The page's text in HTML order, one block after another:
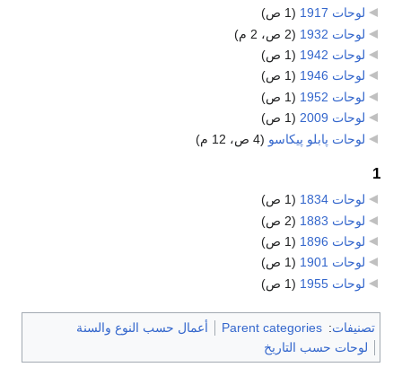
لوحات 1917
(1 ص)
لوحات 1932
(2 ص، 2 م)
لوحات 1942
(1 ص)
لوحات 1946
(1 ص)
لوحات 1952
(1 ص)
لوحات 2009
(1 ص)
لوحات پابلو پيكاسو (4 ص، 12 م)
1
لوحات 1834
(1 ص)
لوحات 1883
(2 ص)
لوحات 1896
(1 ص)
لوحات 1901
(1 ص)
لوحات 1955
(1 ص)
تصنيفات:
Parent categories
أعمال حسب النوع والسنة
لوحات حسب التاريخ